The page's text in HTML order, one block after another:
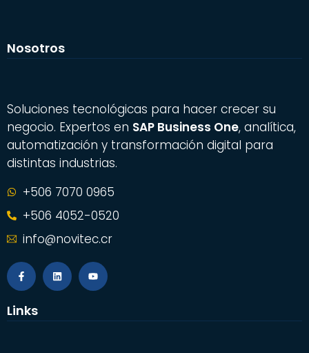
Nosotros
Soluciones tecnológicas para hacer crecer su
negocio. Expertos en SAP Business One, analítica,
automatización y transformación digital para
distintas industrias.
+506 7070 0965
+506 4052-0520
info@novitec.cr
Links